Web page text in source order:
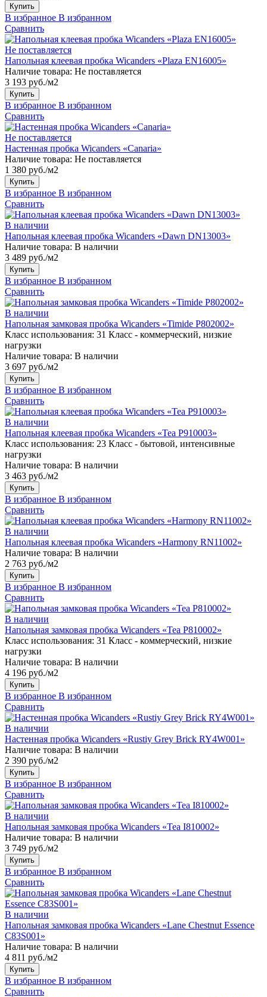
Купить
В избранное В избранном
Сравнить
Не поставляется
Напольная клеевая пробка Wicanders «Plaza EN16005»
Наличие товара: Не поставляется
3 193 руб./м2
Купить
В избранное В избранном
Сравнить
Не поставляется
Настенная пробка Wicanders «Canaria»
Наличие товара: Не поставляется
1 380 руб./м2
Купить
В избранное В избранном
Сравнить
В наличии
Напольная клеевая пробка Wicanders «Dawn DN13003»
Наличие товара: В наличии
3 489 руб./м2
Купить
В избранное В избранном
Сравнить
В наличии
Напольная замковая пробка Wicanders «Timide P802002»
Класс использования: 31 Класс - коммерческий, низкие
нагрузки
Наличие товара: В наличии
3 697 руб./м2
Купить
В избранное В избранном
Сравнить
В наличии
Напольная клеевая пробка Wicanders «Tea P910003»
Класс использования: 23 Класс - бытовой, интенсивные
нагрузки
Наличие товара: В наличии
3 463 руб./м2
Купить
В избранное В избранном
Сравнить
В наличии
Напольная клеевая пробка Wicanders «Harmony RN11002»
Наличие товара: В наличии
2 763 руб./м2
Купить
В избранное В избранном
Сравнить
В наличии
Напольная замковая пробка Wicanders «Tea P810002»
Класс использования: 31 Класс - коммерческий, низкие
нагрузки
Наличие товара: В наличии
4 196 руб./м2
Купить
В избранное В избранном
Сравнить
В наличии
Настенная пробка Wicanders «Rustiy Grey Brick RY4W001»
Наличие товара: В наличии
2 390 руб./м2
Купить
В избранное В избранном
Сравнить
В наличии
Напольная замковая пробка Wicanders «Tea I810002»
Наличие товара: В наличии
3 749 руб./м2
Купить
В избранное В избранном
Сравнить
В наличии
Напольная замковая пробка Wicanders «Lane Chestnut Essence
C83S001»
Наличие товара: В наличии
4 811 руб./м2
Купить
В избранное В избранном
Сравнить